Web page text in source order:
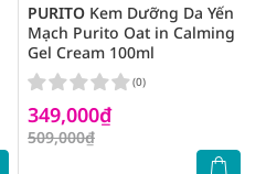
PURITO Kem Dưỡng Da Yến
Mạch Purito Oat in Calming
Gel Cream 100ml
349,000₫
509,000₫
(0)